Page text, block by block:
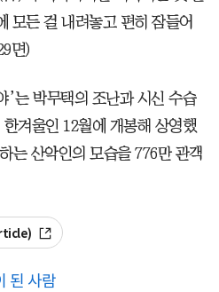
모든 걸 내려놓고 편히 잠들어
면)
’는 박무택의 조난과 시신 수습
겨울인 12월에 개봉해 상영했
는 산악인의 모습을 776만 관객
된 사람